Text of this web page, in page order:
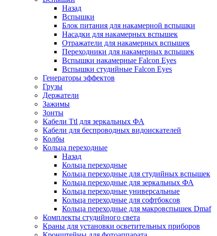
Назад
Вспышки
Блок питания для накамерной вспышки
Насадки для накамерных вспышек
Отражатели для накамерных вспышек
Переходники для накамерных вспышек
Вспышки накамерные Falcon Eyes
Вспышки студийные Falcon Eyes
Генераторы эффектов
Грузы
Держатели
Зажимы
Зонты
Кабели Ttl для зеркальных ФА
Кабели для беспроводных видоискателей
Колбы
Кольца переходные
Назад
Кольца переходные
Кольца переходные для студийных вспышек
Кольца переходные для зеркальных ФА
Кольца переходные универсальные
Кольца переходные для софтбоксов
Кольца переходные для макровспышек Dmaf
Комплекты студийного света
Краны для установки осветительных приборов